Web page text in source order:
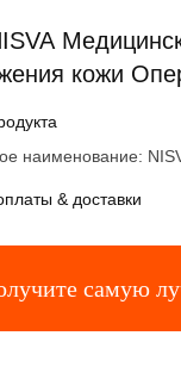
кожи
наименование:
& доставки
самую